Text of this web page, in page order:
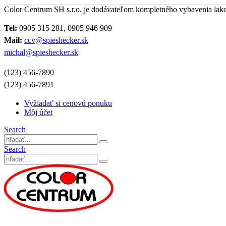
Color Centrum SH s.r.o. je dodávateľom kompletného vybavenia
Tel: 0905 315 281, 0905 946 909
Mail: ccv@spieshecker.sk
michal@spieshecker.sk
(123) 456-7890
(123) 456-7891
Vyžiadať si cenovú ponuku
Môj účet
Search
Search